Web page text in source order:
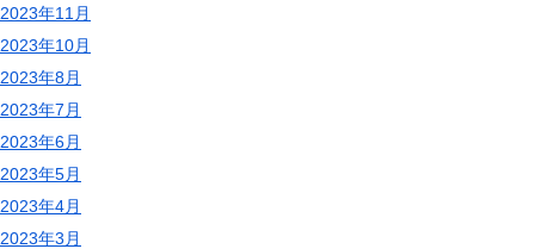
2023年11月
2023年10月
2023年8月
2023年7月
2023年6月
2023年5月
2023年4月
2023年3月